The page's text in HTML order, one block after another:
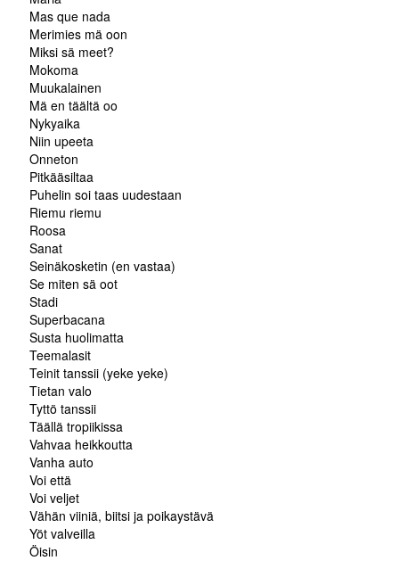
Mas que nada
Merimies mä oon
Miksi sä meet?
Mokoma
Muukalainen
Mä en täältä oo
Nykyaika
Niin upeeta
Onneton
Pitkääsiltaa
Puhelin soi taas uudestaan
Riemu riemu
Roosa
Sanat
Seinäkosketin (en vastaa)
Se miten sä oot
Stadi
Superbacana
Susta huolimatta
Teemalasit
Teinit tanssii (yeke yeke)
Tietan valo
Tyttö tanssii
Täällä tropiikissa
Vahvaa heikkoutta
Vanha auto
Voi että
Voi veljet
Vähän viiniä, biitsi ja poikaystävä
Yöt valveilla
Öisin